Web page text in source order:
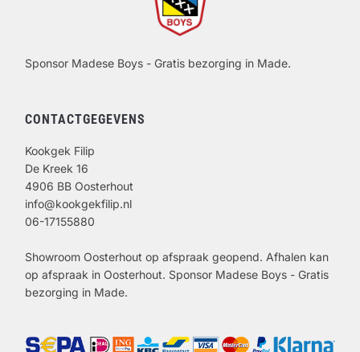
Sponsor Madese Boys - Gratis bezorging in Made.
CONTACTGEGEVENS
Kookgek Filip
De Kreek 16
4906 BB Oosterhout
info@kookgekfilip.nl
06-17155880
Showroom Oosterhout op afspraak geopend. Afhalen kan
op afspraak in Oosterhout. Sponsor Madese Boys - Gratis
bezorging in Made.